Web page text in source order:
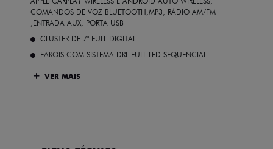
COMANDOS DE VOZ BLUETOOTH,MP3, RÁDIO AM/FM
,ENTRADA AUX, PORTA USB
CLUSTER DE 7" FULL DIGITAL
FAROIS COM SISTEMA DRL FULL LED SEQUENCIAL
VER MAIS